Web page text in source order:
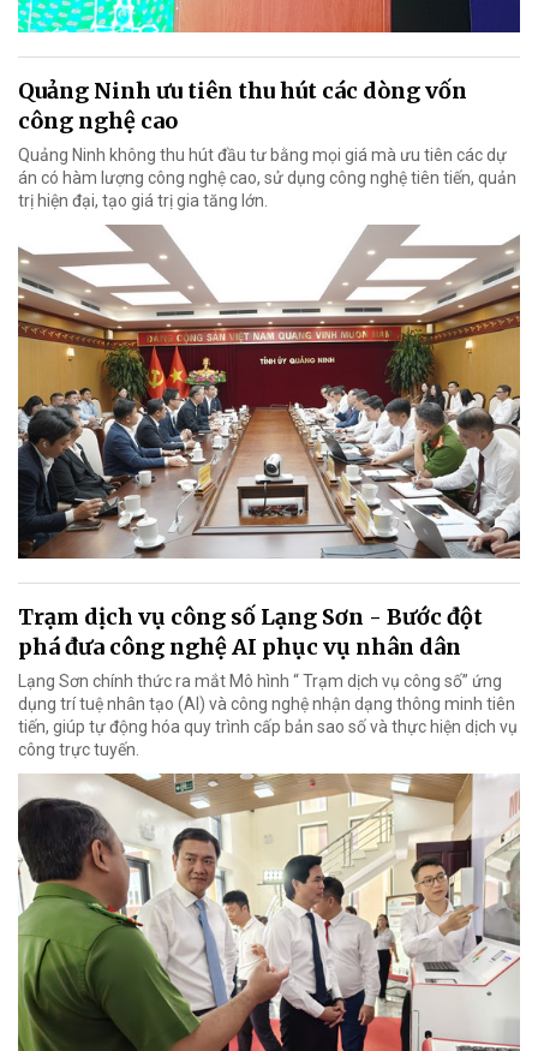
Quảng Ninh ưu tiên thu hút các dòng vốn
công nghệ cao
Quảng Ninh không thu hút đầu tư bằng mọi giá mà ưu tiên các dự
án có hàm lượng công nghệ cao, sử dụng công nghệ tiên tiến, quản
trị hiện đại, tạo giá trị gia tăng lớn.
Trạm dịch vụ công số Lạng Sơn - Bước đột
phá đưa công nghệ AI phục vụ nhân dân
Lạng Sơn chính thức ra mắt Mô hình “ Trạm dịch vụ công số” ứng
dụng trí tuệ nhân tạo (AI) và công nghệ nhận dạng thông minh tiên
tiến, giúp tự động hóa quy trình cấp bản sao số và thực hiện dịch vụ
công trực tuyến.